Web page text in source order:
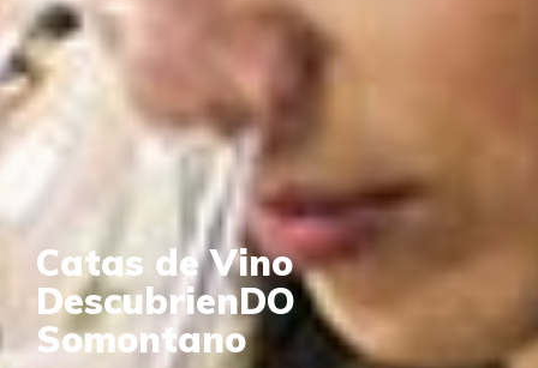
Catas de Vino
DescubrienDO
Somontano